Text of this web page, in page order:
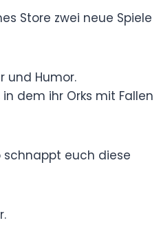
Store zwei neue Spiele
und Humor.
dem ihr Orks mit Fallen
schnappt euch diese